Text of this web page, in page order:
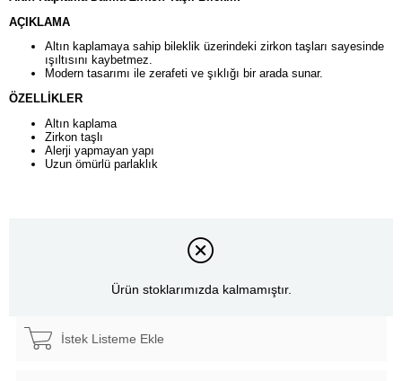
AÇIKLAMA
Altın kaplamaya sahip bileklik üzerindeki zirkon taşları sayesinde
ışıltısını kaybetmez.
Modern tasarımı ile zerafeti ve şıklığı bir arada sunar.
ÖZELLİKLER
Altın kaplama
Zirkon taşlı
Alerji yapmayan yapı
Uzun ömürlü parlaklık
Ürün stoklarımızda kalmamıştır.
İstek Listeme Ekle